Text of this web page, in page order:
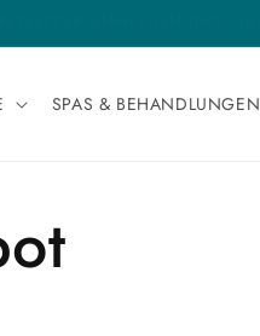
SPAS & BEHANDLUNGEN